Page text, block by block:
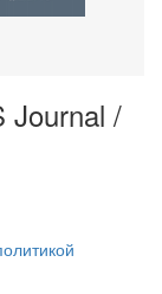
Journal /